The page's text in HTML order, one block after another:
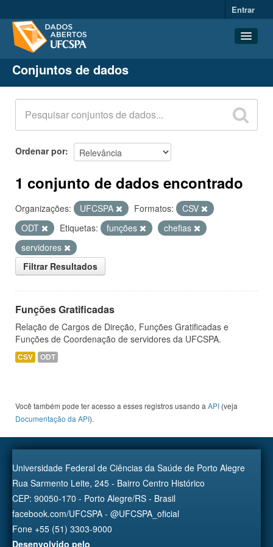
Entrar
Conjuntos de dados
Organizações
Grupos
Sobre
Conjuntos de dados
Ordenar por
1 conjunto de dados encontrado
Organizações: UFCSPA Formatos:
CSV
ODT
Etiquetas: funções
chefias
servidores
Filtrar Resultados
Funções Gratificadas
Relação de Cargos de Direção, Funções Gratificadas e
Funções de Coordenação de servidores da UFCSPA.
CSV ODT
Você também pode ter acesso a esses registros usando a API (veja
Documentação da API).
Universidade Federal de Ciências da Saúde de Porto Alegre
Rua Sarmento Leite, 245 - Bairro Centro Histórico
CEP: 90050-170 - Porto Alegre/RS - Brasil
facebook.com/UFCSPA - @UFCSPA_oficial
Fone +55 (51) 3303-9000
Desenvolvido pelo